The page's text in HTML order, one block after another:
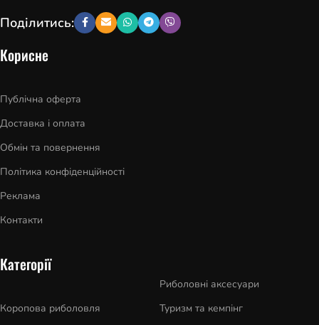
Поділитись:
Корисне
Публічна оферта
Доставка і оплата
Обмін та повернення
Політика конфіденційності
Реклама
Контакти
Категорії
Коропова риболовля
Риболовні аксесуари
Туризм та кемпінг